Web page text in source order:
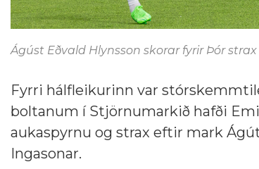
Ágúst Eðvald Hlynsson skorar fyrir Þór
Fyrri hálfleikurinn var
boltanum í Stjörnumarkið hafði
aukaspyrnu og strax eftir mark
Ingasonar.